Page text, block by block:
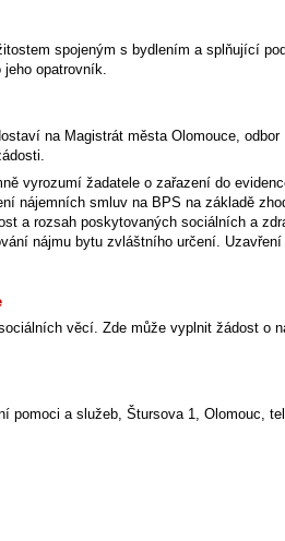
spojeným s bydlením a splňující
opatrovník.
na Magistrát města Olomouce, odbor
vyrozumí žadatele o zařazení do
nájemních smluv na BPS na základě
a rozsah poskytovaných sociálních a
nájmu bytu zvláštního určení.
věcí. Zde může vyplnit žádost o
pomoci a služeb, Štursova 1, Olomouc,